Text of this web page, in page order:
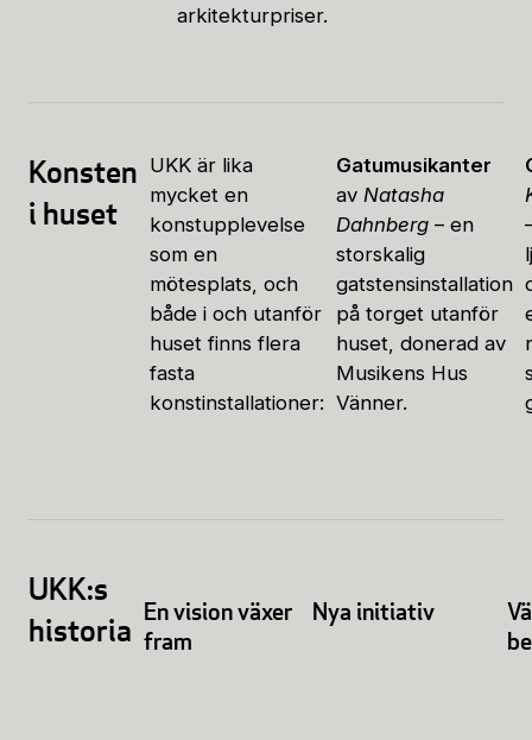
arkitekturpriser.
Konsten
i huset
UKK är lika
mycket en
konstupplevelse
som en
mötesplats, och
både i och utanför
huset finns flera
fasta
konstinstallationer:
Gatumusikanter
av Natasha
Dahnberg – en
storskalig
gatstensinstallation
på torget utanför
huset, donerad av
Musikens Hus
Vänner.
UKK:s
historia En vision växer
fram
Nya initiativ